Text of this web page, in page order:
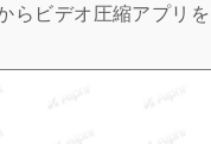
らビデオ圧縮アプリ